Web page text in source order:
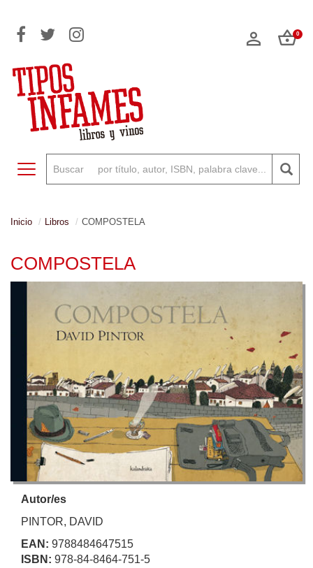
0
Toggle navigation
Inicio Libros COMPOSTELA
COMPOSTELA
Autor/es
PINTOR, DAVID
EAN: 9788484647515
ISBN: 978-84-8464-751-5